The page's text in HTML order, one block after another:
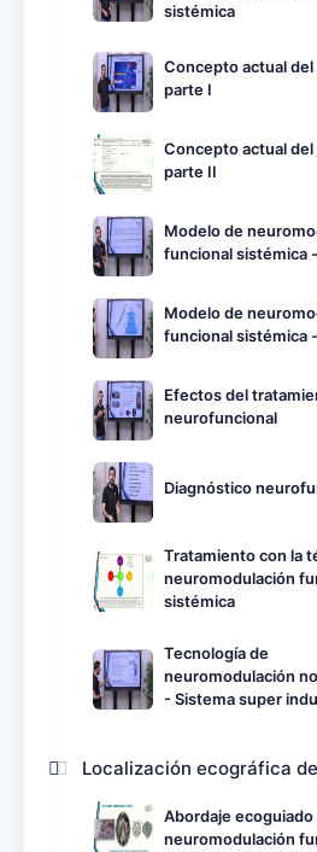
sistémica
Concepto actual del
parte I
Concepto actual del
parte II
Modelo de
funcional sistémica
Modelo de
funcional sistémica
Efectos del
neurofuncional
Diagnóstico
Tratamiento con la
neuromodulación
sistémica
Tecnología de
neuromodulación
- Sistema super
Localización ecográfica
Abordaje ecoguiado
neuromodulación